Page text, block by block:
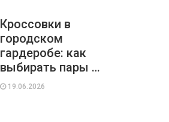
Кроссовки в
городском
гардеробе: как
выбирать пары …
19.06.2026